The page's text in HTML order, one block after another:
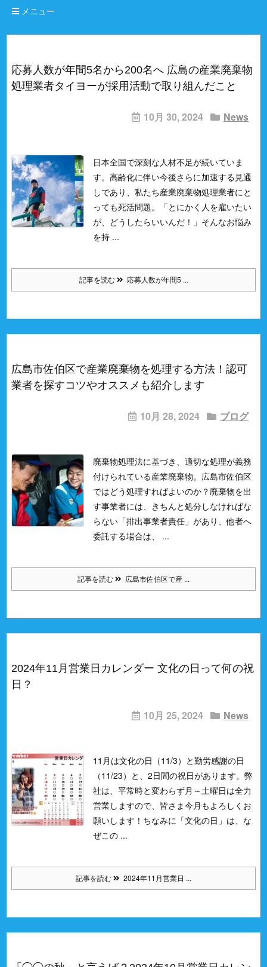
メニュー
応募人数が年間5名から200名へ 広島の産業廃棄物
処理業者タイヨーが採用活動で取り組んだこと
10月 30, 2024 News
日本全国で深刻な人材不足が続いていま
す。 高齢化に伴い今後さらに加速する見通
しであり、私たち産業廃棄物処理業者にと
っても死活問題。
「とにかく人を雇いたい
が、どうしたらいいんだ！」 そんなお悩み
を持 ...
記事を読む 応募人数が年間5 ...
広島市佐伯区で産業廃棄物を処理する方法！認可
業者を探すコツやオススメも紹介します
10月 28, 2024 ブログ
廃棄物処理法に基づき、適切な処理が義務
付けられている産業廃棄物。 広島市佐伯区
ではどう処理すればよいのか？ 廃棄物を出
す事業者には、きちんと処分しなければな
らない「排出事業者責任」があり、他者へ
委託する場合は、 ...
記事を読む 広島市佐伯区で産 ...
2024年11月営業日カレンダー 文化の日って何の祝
日？
10月 25, 2024 News
11月は文化の日（11/3）と勤労感謝の日
（11/23）と、2日間の祝日があります。 弊
社は、平常時と変わらず月～土曜日は全力
営業しますので、皆さま今月もよろしくお
願いします！ ちなみに「文化の日」は、な
ぜこの ...
記事を読む 2024年11月営業日 ...